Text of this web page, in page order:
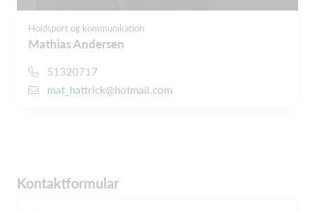
Holdsport og kommunikation
Mathias Andersen
51320717
mat_hattrick@hotmail.com
Kontaktformular